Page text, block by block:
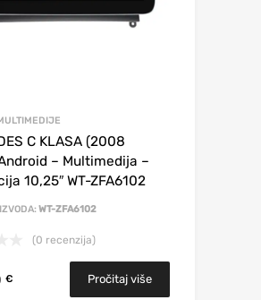
C KLASA (2008
– Multimedija –
10,25″ WT-ZFA6102
WT-ZFA6102
(0 recenzija)
€ Pročitaj više